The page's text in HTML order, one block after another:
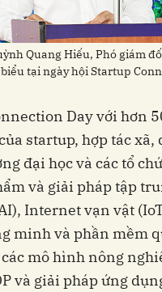
Quang Hiếu, Phó giám
tại ngày hội Startup
Day với hơn
startup, hợp tác xã,
đại học và các tổ
và giải pháp tập
Internet vạn vật
minh và phần mềm
mô hình nông
và giải pháp ứng